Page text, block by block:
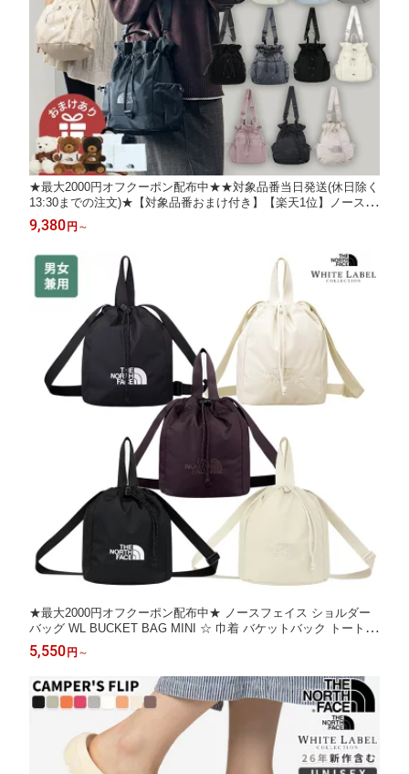
★最大2000円オフクーポン配布中★★対象品番当日発送(休日除く
13:30までの注文)★【対象品番おまけ付き】【楽天1位】ノースフ
ェイス リュック BONNEY PACK M ★ BONNEY MULTI PACK ☆
ショルダーバッグ 3WAY 韓国ファッション THE NORTH FACE
9,380 円 ～
★最大2000円オフクーポン配布中★ ノースフェイス ショルダー
バッグ WL BUCKET BAG MINI ☆ 巾着 バケットバック トートバ
ッグ 2WAY レディース 韓国ファッション 韓国 THE NORTH FAC
E 【正規品/関税込/送料無料】
5,550 円 ～